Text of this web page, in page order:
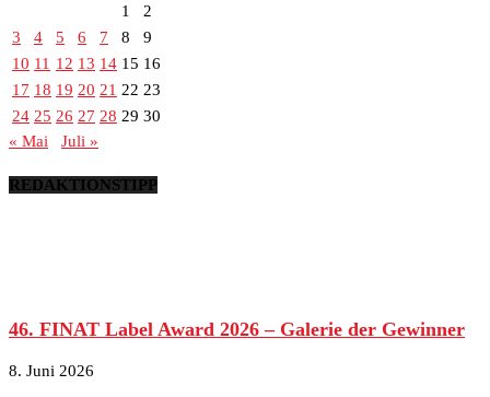
1
2
3
4 5 6 7 8
9
10 11 12 13 14 15 16
17 18 19 20 21 22 23
24 25 26 27 28 29 30
« Mai
Juli »
REDAKTIONSTIPP
46. FINAT Label Award 2026 – Galerie der Gewinner
8. Juni 2026